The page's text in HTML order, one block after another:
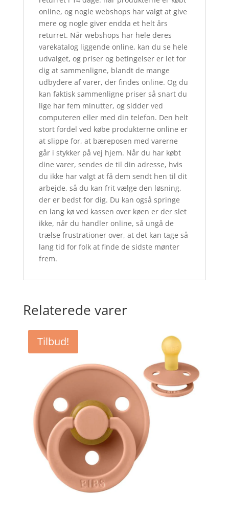
online, og nogle webshops har valgt at give
mere og nogle giver endda et helt års
returret. Når webshops har hele deres
varekatalog liggende online, kan du se hele
udvalget, og priser og betingelser er let for
dig at sammenligne, blandt de mange
udbydere af varer, der findes online. Og du
kan faktisk sammenligne priser så snart du
lige har fem minutter, og sidder ved
computeren eller med din telefon. Den helt
stort fordel ved købe produkterne online er
at slippe for, at bæreposen med varerne
går i stykker på vej hjem. Når du har købt
dine varer, sendes de til din adresse, hvis
du ikke har valgt at få dem sendt hen til dit
arbejde, så du kan frit vælge den løsning,
der er bedst for dig. Du kan også springe
en lang kø ved kassen over køen er der slet
ikke, når du handler online, så ungå de
trælse frustrationer over, at det kan tage så
lang tid for folk at finde de sidste mønter
frem.
Relaterede varer
Tilbud!